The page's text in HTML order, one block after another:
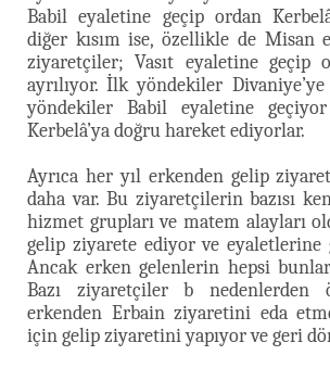
Babil eyaletine geçip ordan
diğer kısım ise, özellikle de Misan
ziyaretçiler; Vasıt eyaletine geçip
ayrılıyor. İlk yöndekiler
yöndekiler Babil eyaletine
Kerbelâ’ya doğru hareket ediyorlar.
Ayrıca her yıl erkenden gelip
daha var. Bu ziyaretçilerin bazısı
hizmet grupları ve matem alayları
gelip ziyarete ediyor ve eyaletlerine
Ancak erken gelenlerin hepsi
Bazı ziyaretçiler b
erkenden Erbain ziyaretini eda
için gelip ziyaretini yapıyor ve geri